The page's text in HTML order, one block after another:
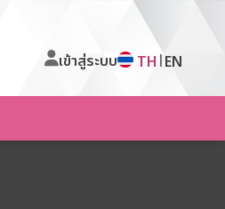
เข้าสู่ระบบ TH | EN